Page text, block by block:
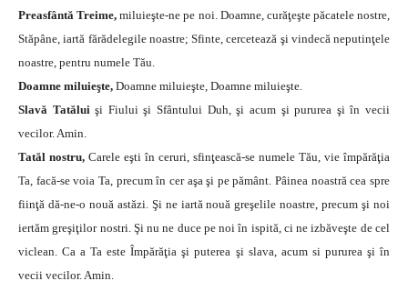
Preasfântă Treime, miluieşte-ne pe noi. Doamne, curăţeşte păcatele nostre,
Stăpâne, iartă fărădelegile noastre; Sfinte, cercetează şi vindecă neputinţele
noastre, pentru numele Tău.
Doamne miluieşte, Doamne miluieşte, Doamne miluieşte.
Slavă Tatăluişi Fiului şi Sfântului Duh, şi acum şi pururea şi în vecii
vecilor. Amin.
Tatăl nostru, Carele eşti în ceruri, sfinţească-se numele Tău, vie împărăţia
Ta, facă-se voia Ta, precum în cer aşa şi pe pământ. Pâinea noastră cea spre
fiinţă dă-ne-o nouă astăzi. Şi ne iartă nouă greşelile noastre, precum şi noi
iertăm greşiţilor nostri. Şi nu ne duce pe noi în ispită, ci ne izbăveşte de cel
viclean. Ca a Ta este Împărăţia şi puterea şi slava, acum si pururea şi în
vecii vecilor. Amin.